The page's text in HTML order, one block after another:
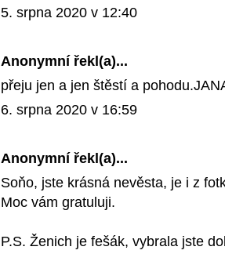
5. srpna 2020 v 12:40
Anonymní řekl(a)...
přeju jen a jen štěstí a
6. srpna 2020 v 16:59
Anonymní řekl(a)...
Soňo, jste krásná nevěsta, je i z
Moc vám gratuluji.
P.S. Ženich je fešák, vybrala jste